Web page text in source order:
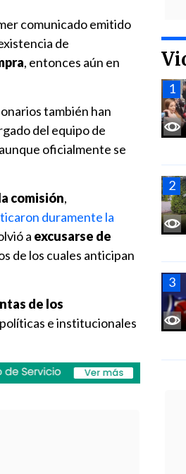
comunicado emitido
de
, entonces aún en
también han
del equipo de
oficialmente se
comisión,
duramente la
a excusarse de
de los cuales anticipan
de los
e institucionales